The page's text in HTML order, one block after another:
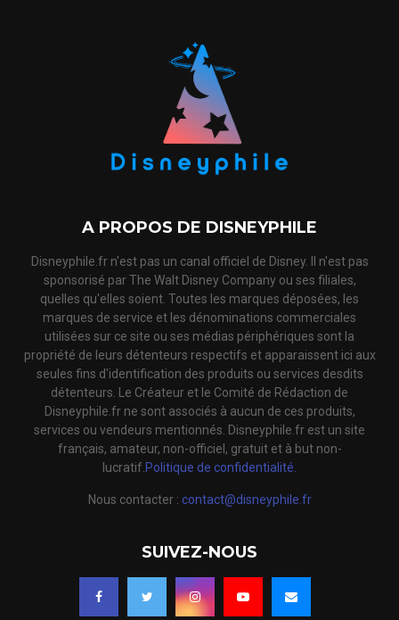
A PROPOS DE DISNEYPHILE
Disneyphile.fr n'est pas un canal officiel de Disney. Il n'est pas
sponsorisé par The Walt Disney Company ou ses filiales,
quelles qu'elles soient. Toutes les marques déposées, les
marques de service et les dénominations commerciales
utilisées sur ce site ou ses médias périphériques sont la
propriété de leurs détenteurs respectifs et apparaissent ici aux
seules fins d'identification des produits ou services desdits
détenteurs. Le Créateur et le Comité de Rédaction de
Disneyphile.fr ne sont associés à aucun de ces produits,
services ou vendeurs mentionnés. Disneyphile.fr est un site
français, amateur, non-officiel, gratuit et à but non-
lucratif.Politique de confidentialité.
Nous contacter : contact@disneyphile.fr
SUIVEZ-NOUS